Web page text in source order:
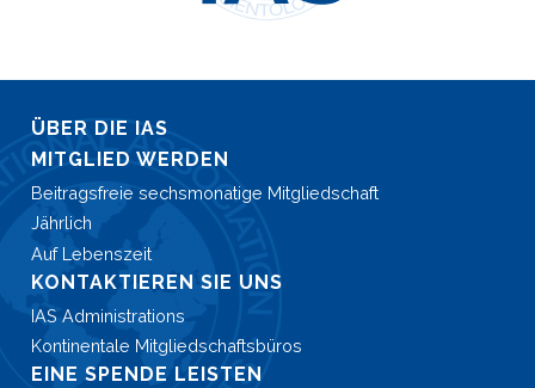
ÜBER DIE IAS
MITGLIED WERDEN
Beitragsfreie sechsmonatige Mitgliedschaft
Jährlich
Auf Lebenszeit
KONTAKTIEREN SIE UNS
IAS Administrations
Kontinentale Mitgliedschaftsbüros
EINE SPENDE LEISTEN